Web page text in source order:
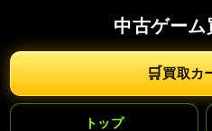
中古ゲー
🛒買取カ
トップ